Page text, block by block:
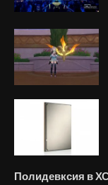
Полидевксия в